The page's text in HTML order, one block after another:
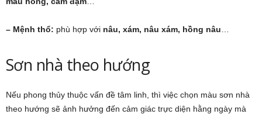
– Mệnh thổ: phù hợp với nâu, xám, nâu xám, hồng nâu
Sơn nhà theo hướng
Nếu phong thủy thuộc vấn đề tâm linh, thì việc chọn màu sơn nhà
theo hướng sẽ ảnh hưởng đến cảm giác trực diện hằng ngày mà